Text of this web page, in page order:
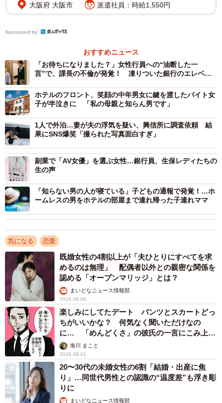
都合のいい女性とは毎日連絡を取りますか？（提供画像）
4/6
都合のいい女性が急に冷たくなったことはありますか？（提供画像）
まず、「都合のいい女性がいたことはありますか」と聞い
たところ、28％の人が「いたことがある」と回答しまし
た。
「都合のいい女性がいたことがある」と回答した281人に、
「都合のいい女性とは毎日連絡を取りますか」と聞いたと
ころ、62％の人が「毎日連絡は取らない」と回答。さら
に、「都合のいい女性が急に冷たい態度を取ってくること
がありますか」という質問には、54％の人が「冷たい態度
を取ってくることがある」と回答したそうです。
大阪府 大阪市
派遣社員：時給1,550円
Sponsored by
おすすめニュース
「お待ちになりました？」女性行員への“油断した一
言”で、課長の不倫が発覚！ 凍りついた銀行のエレベー
ホテルのフロント、笑顔の中年男女に鍵を渡したバイト女
子が半泣きに 「私の母親と知らん男です」
1人で外泊…妻が夫の浮気を疑い、興信所に調査依頼 結
果にSNS爆笑「撮られた写真面白すぎ」
副業で「AV女優」を選ぶ女性…銀行員、生保レディたちの
生の声
「知らない男の人が寝ている」子どもの通報で発覚！…ホ
ームレスの男をホテルの部屋まで連れ帰った子連れママ
気になる 恋愛
既婚女性の4割以上が「夫ひとりにすべてを求
めるのは無理」 配偶者以外との親密な関係を
認める「オープンマリッジ」とは？
まいどなニュース情報部
2026.08.04
楽しみにしてたデート パンツとスカートどっ
ちがいいかな？ 何気なく聞いただけなの
に… 「めんどくさ」の彼氏の一言にこみ上げ
る寂しさ【漫画】
海川 まこと
2026.08.01
20〜30代の未婚女性の6割「結婚・出産に焦
り」…同世代男性との認識の“温度差”も浮き彫
りに
まいどなニュース情報部